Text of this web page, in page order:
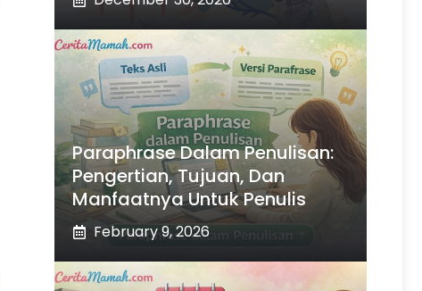
Paraphrase Dalam Penulisan:
Pengertian, Tujuan, Dan
Manfaatnya Untuk Penulis
February 9, 2026